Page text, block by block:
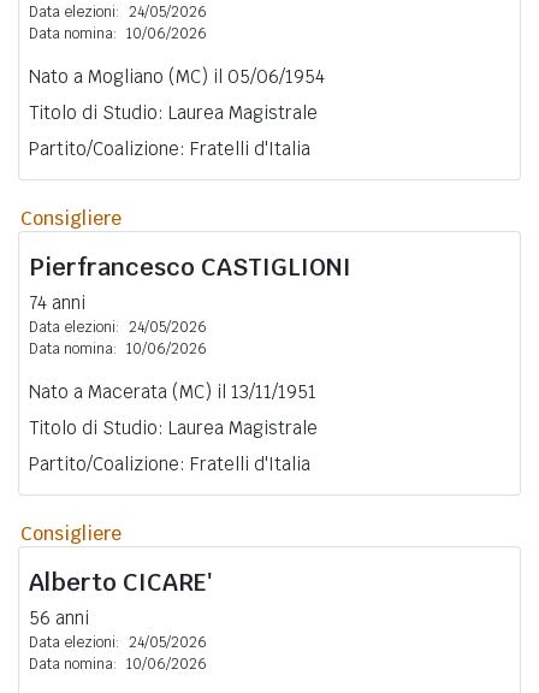
Data elezioni: 24/05/2026
Data nomina: 10/06/2026
Nato a Mogliano (MC) il 05/06/1954
Titolo di Studio: Laurea Magistrale
Partito/Coalizione: Fratelli d'Italia
Consigliere
Pierfrancesco CASTIGLIONI
74 anni
Data elezioni: 24/05/2026
Data nomina: 10/06/2026
Nato a Macerata (MC) il 13/11/1951
Titolo di Studio: Laurea Magistrale
Partito/Coalizione: Fratelli d'Italia
Consigliere
Alberto CICARE'
56 anni
Data elezioni: 24/05/2026
Data nomina: 10/06/2026